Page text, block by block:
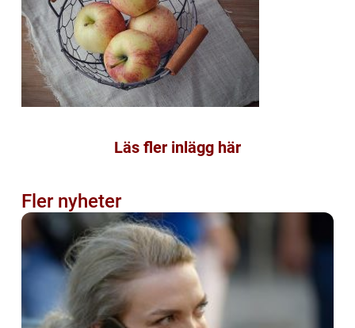
Läs fler inlägg här
Fler nyheter